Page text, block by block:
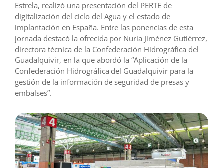
Estrela, realizó una presentación del PERTE de
digitalización del ciclo del Agua y el estado de
implantación en España. Entre las ponencias de esta
jornada destacó la ofrecida por Nuria Jiménez Gutiérrez,
directora técnica de la Confederación Hidrográfica del
Guadalquivir, en la que abordó la “Aplicación de la
Confederación Hidrográfica del Guadalquivir para la
gestión de la información de seguridad de presas y
embalses”.